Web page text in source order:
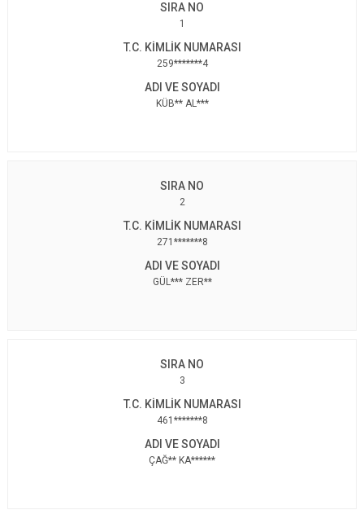
1
259*******4
KÜB** AL***
2
271*******8
GÜL*** ZER**
3
461*******8
ÇAĞ** KA******